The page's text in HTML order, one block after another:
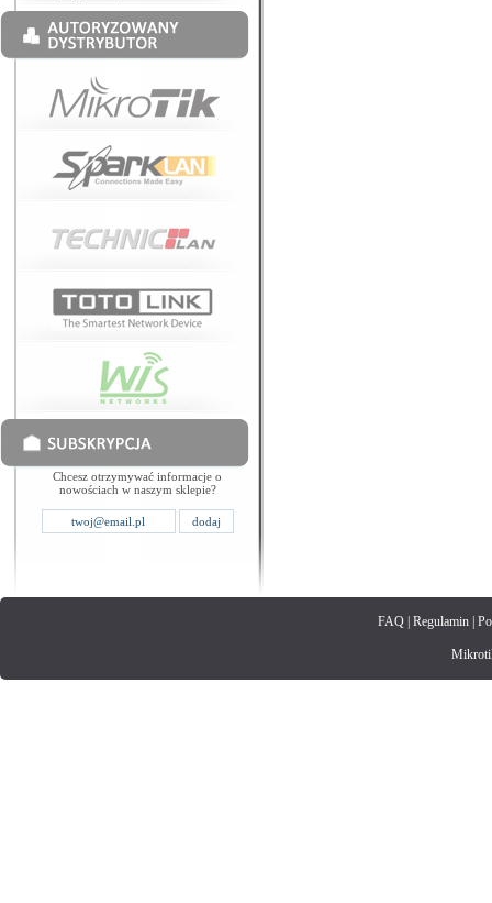
Chcesz otrzymywać informacje o
nowościach w naszym sklepie?
FAQ| Regulamin|